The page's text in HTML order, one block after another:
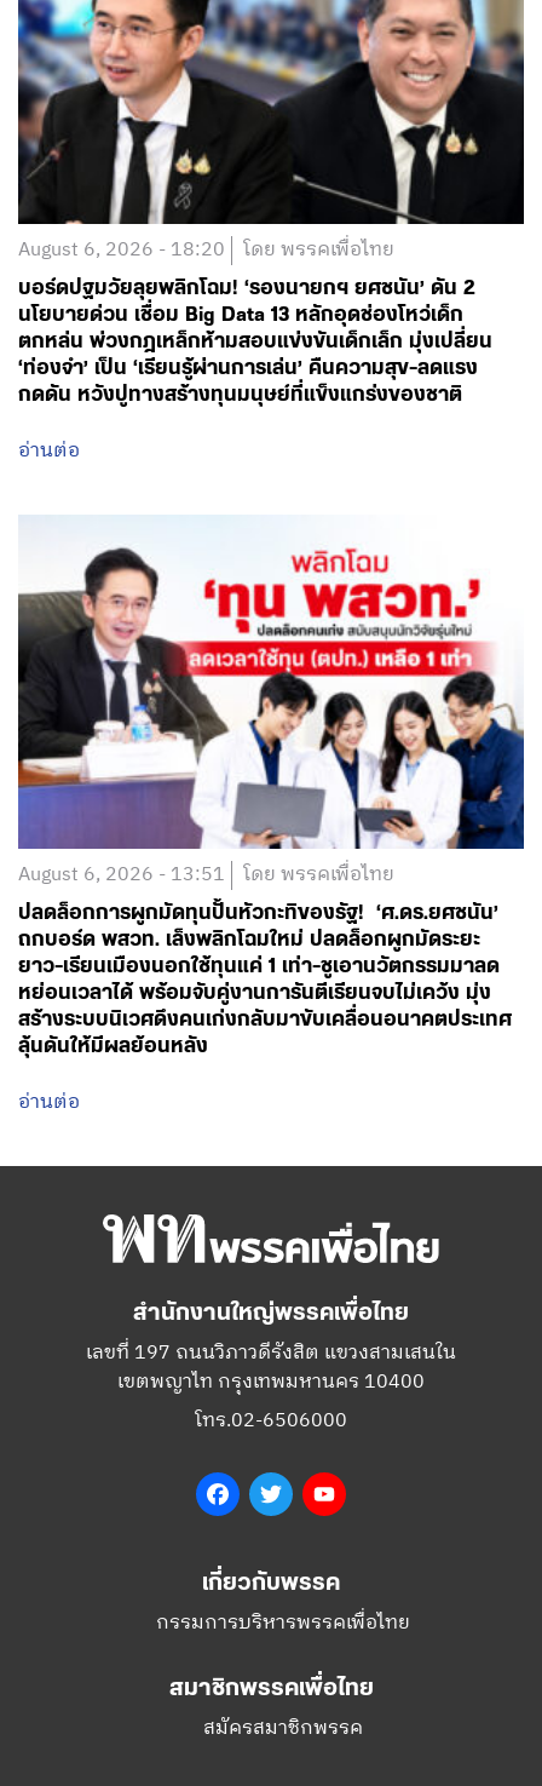
August 6, 2026 - 18:20 โดย พรรคเพื่อไทย
บอร์ดปฐมวัยลุยพลิกโฉม! ‘รองนายกฯ ยศชนัน’ ดัน 2
นโยบายด่วน เชื่อม Big Data 13 หลักอุดช่องโหว่เด็ก
ตกหล่น พ่วงกฎเหล็กห้ามสอบแข่งขันเด็กเล็ก มุ่งเปลี่ยน
‘ท่องจำ’ เป็น ‘เรียนรู้ผ่านการเล่น’ คืนความสุข-ลดแรง
กดดัน หวังปูทางสร้างทุนมนุษย์ที่แข็งแกร่งของชาติ
อ่านต่อ
August 6, 2026 - 13:51 โดย พรรคเพื่อไทย
ปลดล็อกการผูกมัดทุนปั้นหัวกะทิของรัฐ! ‘ศ.ดร.ยศชนัน’
ถกบอร์ด พสวท. เล็งพลิกโฉมใหม่ ปลดล็อกผูกมัดระยะ
ยาว-เรียนเมืองนอกใช้ทุนแค่ 1 เท่า-ชูเอานวัตกรรมมาลด
หย่อนเวลาได้ พร้อมจับคู่งานการันตีเรียนจบไม่เคว้ง มุ่ง
สร้างระบบนิเวศดึงคนเก่งกลับมาขับเคลื่อนอนาคตประเทศ
ลุ้นดันให้มีผลย้อนหลัง
อ่านต่อ
สำนักงานใหญ่พรรคเพื่อไทย
เลขที่ 197 ถนนวิภาวดีรังสิต แขวงสามเสนใน
เขตพญาไท กรุงเทพมหานคร 10400
โทร.02-6506000
FacebookTwitter
เกี่ยวกับพรรค
กรรมการบริหารพรรคเพื่อไทย
สมาชิกพรรคเพื่อไทย
สมัครสมาชิกพรรค